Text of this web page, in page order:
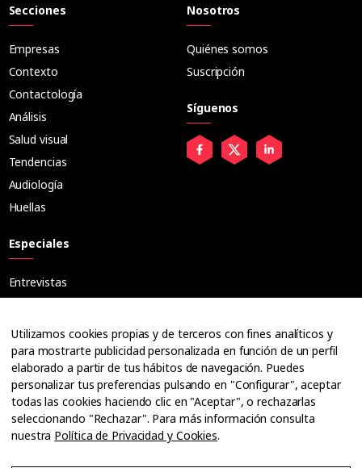
Secciones
Empresas
Contexto
Contactología
Análisis
Salud visual
Tendencias
Audiología
Huellas
Especiales
Entrevistas
Ópticos
Cuadernos
Guías
Dossier
Anuarios
Ofertas de empleo
Nosotros
Quiénes somos
Suscripción
Síguenos
Utilizamos cookies propias y de terceros con fines analíticos y
para mostrarte publicidad personalizada en función de un perfil
elaborado a partir de tus hábitos de navegación. Puedes
personalizar tus preferencias pulsando en "Configurar", aceptar
todas las cookies haciendo clic en "Aceptar", o rechazarlas
seleccionando "Rechazar". Para más información consulta
nuestra Política de Privacidad y Cookies.